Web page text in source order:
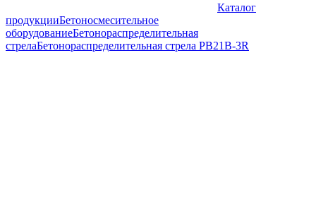
Каталог
продукцииБетоносмесительное
оборудованиеБетонораспределительная
стрелаБетонораспределительная стрела PB21B-3R